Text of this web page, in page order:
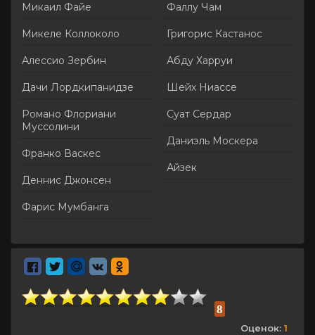
Микаил Файе
Микеле Коллоколо
Алессио Зербин
Дачи Лордкипанидзе
Романо Флориани
Муссолини
Франко Васкес
Деннис Джонсен
Фарис Мумбанга
Фаллу Чам
Григорис Кастанос
Абду Харруи
Шейх Ниассе
Суат Сердар
Даниэль Москера
Айзек
8
Оценок: 1